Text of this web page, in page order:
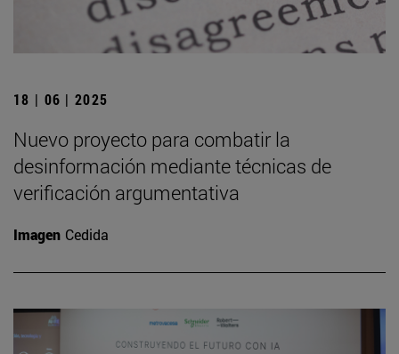
18 | 06 | 2025
Nuevo proyecto para combatir la
desinformación mediante técnicas de
verificación argumentativa
Imagen Cedida